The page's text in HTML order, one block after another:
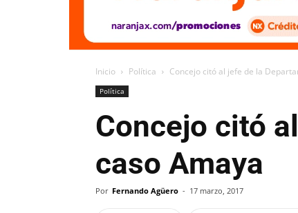
Inicio Política Concejo citó al jefe de la
Política
Concejo citó
caso Amaya
Por Fernando Agüero - 17 marzo, 2017